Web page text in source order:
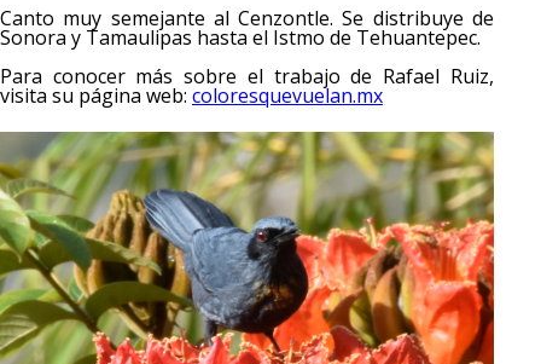
Canto muy semejante al Cenzontle. Se distribuye de
Sonora y Tamaulipas hasta el Istmo de Tehuantepec.
Para conocer más sobre el trabajo de Rafael Ruiz,
visita su página web: coloresquevuelan.mx